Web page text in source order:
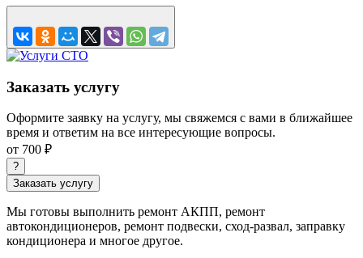
Заказать услугу
Оформите заявку на услугу, мы свяжемся с вами в ближайшее
время и ответим на все интересующие вопросы.
от 700 ₽
?
Заказать услугу
Мы готовы выполнить ремонт АКПП, ремонт
автокондиционеров, ремонт подвески, сход-развал, заправку
кондиционера и многое другое.